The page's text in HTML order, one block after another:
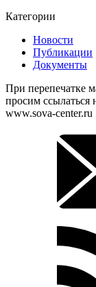
Категории
Новости
Публикации
Документы
При перепечатке
просим ссылаться
www.sova-center.ru